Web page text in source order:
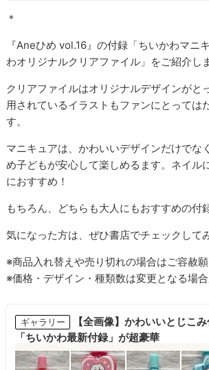
＊
『Aneひめ vol.16』の付録「ちいかわマニ
わオリジナルクリアファイル」をご紹介し
クリアファイルはオリジナルデザインがと
用されているイラストもファンにとっては
す。
マニキュアは、かわいいデザインだけでな
め子どもが安心して楽しめるます。ネイル
におすすめ！
もちろん、どちらも大人にもおすすめの付
気になった方は、ぜひ書店でチェックして
※商品入れ替えや売り切れの場合はご容赦願
※価格・デザイン・種類数は変更となる場合
ギャラリー
【全画像】かわいいとじこ
「ちいかわ最新付録」が超豪華